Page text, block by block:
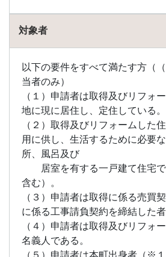
対象者
以下の要件をすべて満たす方（
当者のみ）
（１）申請者は取得及びリフォ
地に現に居住し、定住している。
（２）取得及びリフォームした
用に供し、生活するために必要
所、風呂及び
居室を有する一戸建て住宅で
含む）。
（３）申請者は取得に係る売買
に係る工事請負契約を締結した者
（４）申請者は取得及びリフォ
名義人である。